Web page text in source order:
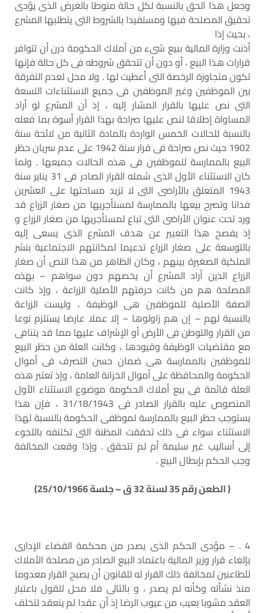
وجعل هذا الحق بالنسبة لكل حالة منوطا بالغرض الذى يؤدى
تحقيق المصلحة فيها ومستفيدا بالشروط التى يتطلبها المشرع
، بحيث إذا
أذنت وزارة المالية ببيع شىء من أملاك الحكومة درن أن تتوافر
قرارات هذا البيع ، أو دون أن تتحقق شروطه فى كل حالة فإنها
تكون متجاوزة الرخصة التى أعطيت لها . ولا محل لعدم التفرقة
بين الموظفين وغير الموظفين فى جميع الاستثناءات التسعة
التى نص عليها بالقرار المشار إليه ، إذ أن المشرع لو أراد
المساواة إطلاقا لنص عليها صراحة بهذا القرار أسوة بما فعله
بالنسبة للحالات الخمس الواردة بالمادة الثانية من لائحة سنة
1902 حيث نص صراحة فى قرار سنة 1942 على عدم سريان حظر
البيع بالممارسة للموظفين فى هذه الحالات جميعها . ولما
كان الاستثناء الأول الذى شمله القرار الصادر فى 31 يناير سنة
1943 المتعلق بالأراضى التى لا تزيد مساحتها على العشرين
فدانا وتصرح بيعها بالممارسة لمستأجريها من صغار الزراع قد
ورد تحت عنوان الأراضى التى تباع لمستأجريها من صغار الزراع و
إذ يفصح هذا التعبير عن هدف المشرع الذى يسعى إليه
بالتوسعة على صغار الزراع تدعيما لمكانتهم الاجتماعية بنشر
الملكية الصغيرة بينهم ، وكان الظاهر من هذا النص أن صغار
الزراع الذين أراد المشرع أن يخصهم دون سواهم – بهذه
المصلحة هم من كانت حرفتهم الأصلية الزراعة ، وإذ كانت
الصفة الأصلية للموظفين هى الوظيفة ، وليست الزراعة
بالنسبة لهم – إن هم زاولوها – إلا عملا عارضا يستلزم نوعا
من القرار والتوطن فى الأرض أو الإشراف عليها مما قد يتنافى
مع مقتضيات الوظيفة وقيودها ، وكانت العلة من حظر البيع
للموظفين بالممارسة هى ضمان حسن التصرف فى أموال
الحكومة والمحافظة على أموال الخزانة العامة ، وإذ تعتبر هذه
العلة قائمة فى بيع أملاك الحكومة موضوع الاستثناء الأول
المنصوص عليه بالقرار الصادر فى 31/18/1943 ، فإن هذا
يستوجب حظر البيع بالممارسة لموظفى الحكومة بالنسبة لهذا
الاستثناء سواء فى ذلك تحققت المظنة التى تكتنفه باللجوء
إلى أساليب غير سليمة أم لم تتحقق . وإذا وقعت المخالفة
وجب الحكم بإبطال البيع .
( الطعن رقم 35 لسنة 32 ق – جلسة 25/10/1966)
4 . – مؤدى الحكم الذى يصدر من محكمة القضاء الإدارى
بإلغاء قرار وزير المالية باعتماد البيع الصادر من مصلحة الأملاك
للطاعنين لمخالفة ذلك القرار له للقانون أن يصبح القرار معدوما
منذ نشأته وكأنه لم يصدر ، و بالتالى فلا محل للقول باعتبار
العقد مشوبا بعيب من عيوب الرضا إذ أن عقدا لم ينعقد لتخلف